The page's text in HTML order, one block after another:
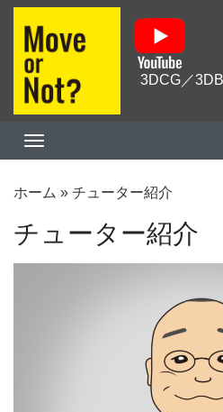
3DCG／
ホーム » チューター紹介
チューター紹介